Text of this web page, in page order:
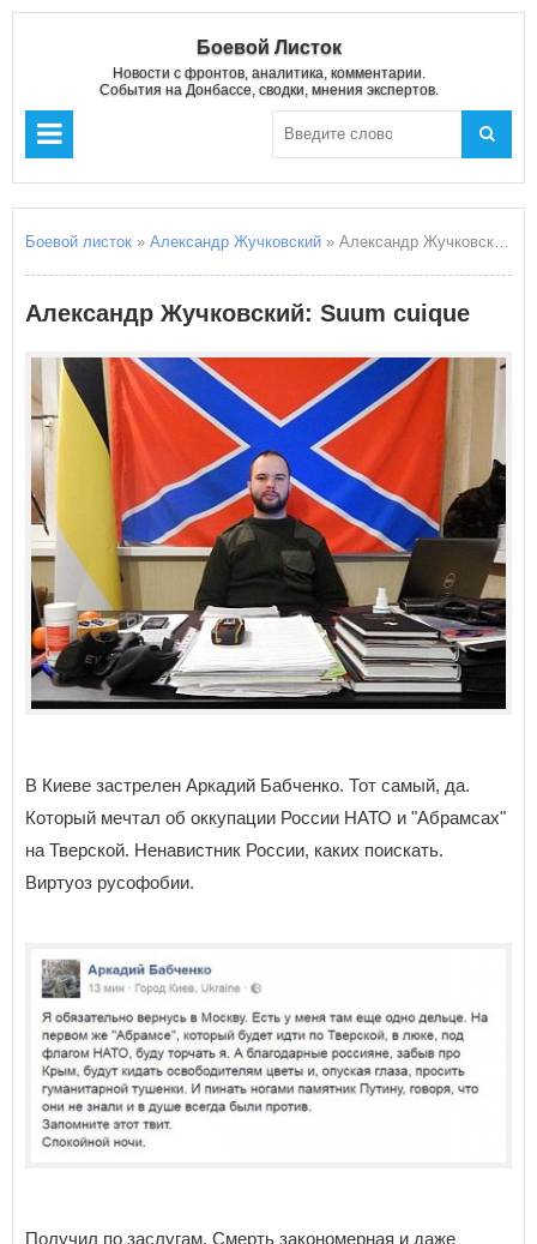
Боевой Листок
Новости с фронтов, аналитика, комментарии.
События на Донбассе, сводки, мнения экспертов.
Боевой листок » Александр Жучковский » Александр Жучковский: Suum cuique
Александр Жучковский: Suum cuique
В Киеве застрелен Аркадий Бабченко. Тот самый, да.
Который мечтал об оккупации России НАТО и "Абрамсах"
на Тверской. Ненавистник России, каких поискать.
Виртуоз русофобии.
Получил по заслугам. Смерть закономерная и даже